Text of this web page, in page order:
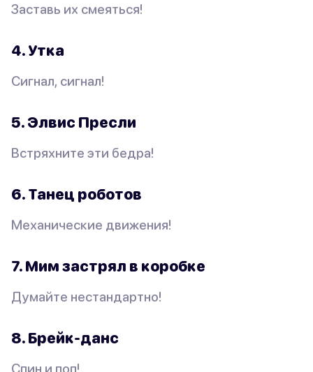
Заставь их смеяться!
4. Утка
Сигнал, сигнал!
5. Элвис Пресли
Встряхните эти бедра!
6. Танец роботов
Механические движения!
7. Мим застрял в коробке
Думайте нестандартно!
8. Брейк-данс
Спин и поп!